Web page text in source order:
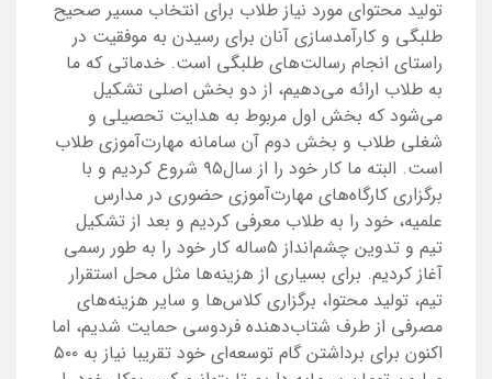
تولید محتوای مورد نیاز طلاب برای انتخاب مسیر صحیح
طلبگی و کارآمدسازی آنان برای رسیدن به موفقیت در
راستای انجام رسالت‌های طلبگی است. خدماتی که ما
به طلاب ارائه می‌دهیم، از دو بخش اصلی تشکیل
می‌شود که بخش اول مربوط به هدایت تحصیلی و
شغلی طلاب و بخش دوم آن سامانه مهارت‌آموزی طلاب
است. البته ما کار خود را از سال‌۹۵ شروع کردیم و با
برگزاری کارگاه‌های مهارت‌آموزی حضوری در مدارس
علمیه، خود را به طلاب معرفی کردیم و بعد از تشکیل
تیم و تدوین چشم‌انداز ۵ساله کار خود را به طور رسمی
آغاز کردیم. برای بسیاری از هزینه‌ها مثل محل استقرار
تیم، تولید محتوا، برگزاری کلاس‌ها و سایر هزینه‌های
مصرفی از طرف شتاب‌دهنده فردوسی حمایت شدیم، اما
اکنون برای برداشتن گام توسعه‌ای خود تقریبا نیاز به ۵۰۰